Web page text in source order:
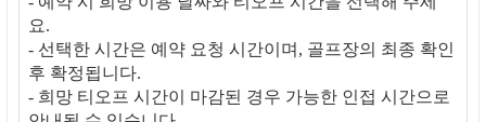
요.
- 선택한 시간은 예약 요청 시간이며, 골프장의 최종 확인
후 확정됩니다.
- 희망 티오프 시간이 마감된 경우 가능한 인접 시간으로